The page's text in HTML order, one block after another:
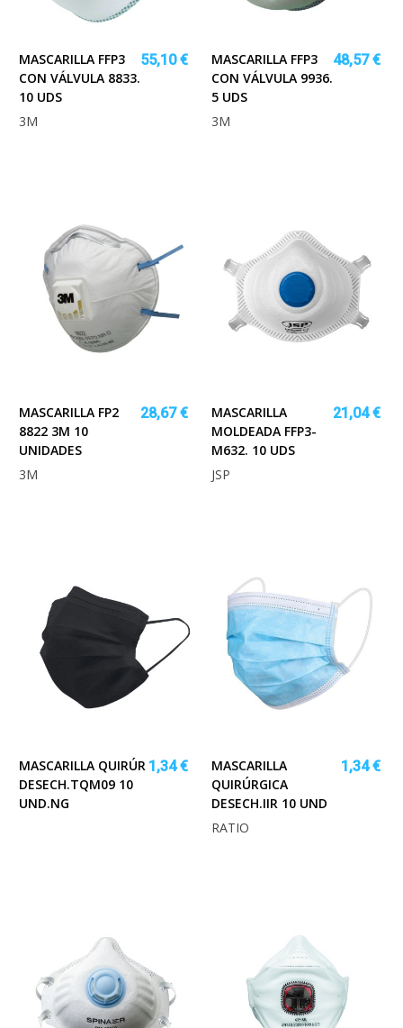
MASCARILLA FFP3
CON VÁLVULA 8833.
10 UDS
55,10 €
3M
MASCARILLA FFP3
CON VÁLVULA 9936.
5 UDS
48,57 €
3M
MASCARILLA FP2
8822 3M 10
UNIDADES
28,67 €
3M
MASCARILLA
MOLDEADA FFP3-
M632. 10 UDS
21,04 €
JSP
MASCARILLA QUIRÚR
DESECH.TQM09 10
UND.NG
1,34 €
MASCARILLA
QUIRÚRGICA
DESECH.IIR 10 UND
1,34 €
RATIO